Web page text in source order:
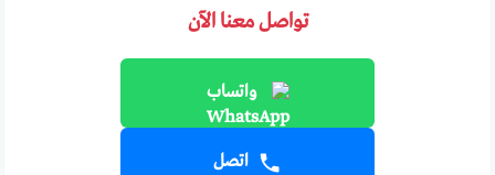
تواصل معنا الآن
واتساب
اتصل